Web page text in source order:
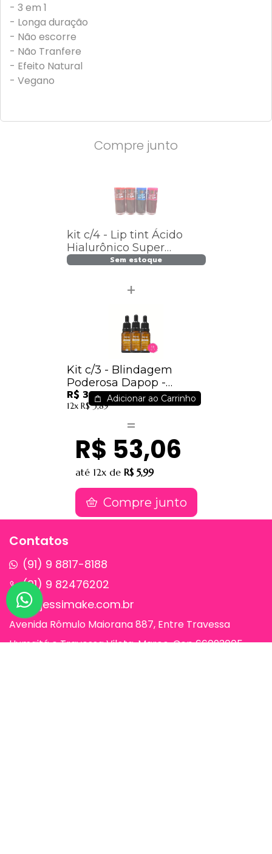
- 3 em 1
- Longa duração
- Não escorre
- Não Tranfere
- Efeito Natural
- Vegano
Compre junto
kit c/4 - Lip tint Ácido
Hialurônico Super
Poderes - LTSPAH01 /
Sem estoque
Kit c/3 - Blindagem
Poderosa Dapop -
DP2267 / 9,35
R$ 34,50
12x R$ 3,89
Adicionar ao Carrinho
R$ 53,06
até 12x de R$ 5,99
Compre junto
Contatos
(91) 9 8817-8188
(91) 9 82476202
sac@jessimake.com.br
Avenida Rômulo Maiorana 887, Entre Travessa
Humaitá e Travessa Vileta, Marco, Cep 66093005,